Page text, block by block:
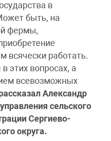
в
быть, на
фермы,
всячески работать.
этих вопросах, а
всевозможных
Александр
сельского
Сергиево-
округа.